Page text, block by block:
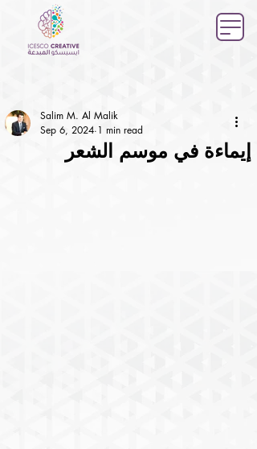
إيماءة في موسم الشعر
Salim M. Al Malik
Sep 6, 2024 1 min read